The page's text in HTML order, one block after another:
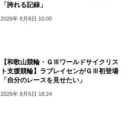
「誇れる記録」
2026年 8月6日 10:00
【和歌山競輪・ＧⅢワールドサイクリス
ト支援競輪】ラブレイセンがＧⅢ初登場
「自分のレースを見せたい」
2026年 8月5日 18:24